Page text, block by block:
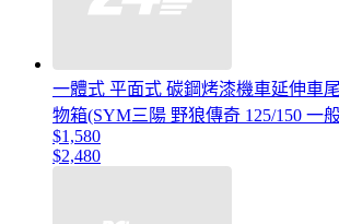
一體式 平面式 碳鋼烤漆機車延伸車
物箱(SYM三陽 野狼傳奇 125/150 一
$1,580
$2,480